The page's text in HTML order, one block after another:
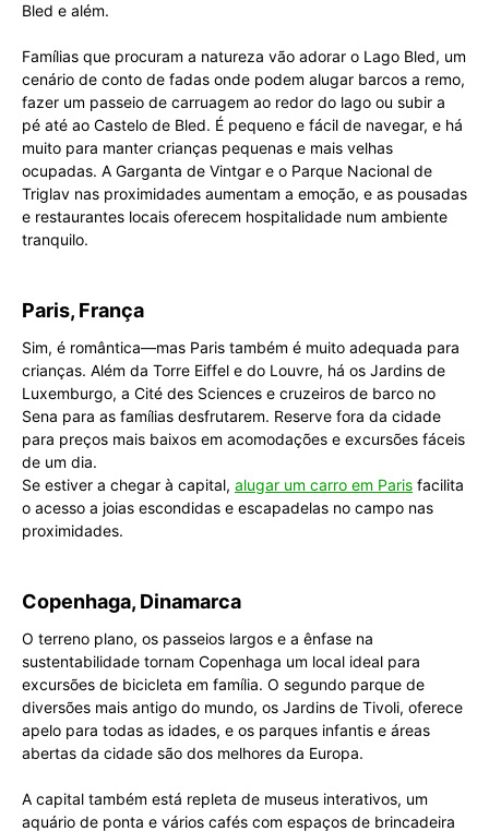
Bled e além.
Famílias que procuram a natureza vão adorar o Lago Bled, um
cenário de conto de fadas onde podem alugar barcos a remo,
fazer um passeio de carruagem ao redor do lago ou subir a
pé até ao Castelo de Bled. É pequeno e fácil de navegar, e há
muito para manter crianças pequenas e mais velhas
ocupadas. A Garganta de Vintgar e o Parque Nacional de
Triglav nas proximidades aumentam a emoção, e as pousadas
e restaurantes locais oferecem hospitalidade num ambiente
tranquilo.
Paris, França
Sim, é romântica—mas Paris também é muito adequada para
crianças. Além da Torre Eiffel e do Louvre, há os Jardins de
Luxemburgo, a Cité des Sciences e cruzeiros de barco no
Sena para as famílias desfrutarem. Reserve fora da cidade
para preços mais baixos em acomodações e excursões fáceis
de um dia.
Se estiver a chegar à capital, alugar um carro em Paris facilita
o acesso a joias escondidas e escapadelas no campo nas
proximidades.
Copenhaga, Dinamarca
O terreno plano, os passeios largos e a ênfase na
sustentabilidade tornam Copenhaga um local ideal para
excursões de bicicleta em família. O segundo parque de
diversões mais antigo do mundo, os Jardins de Tivoli, oferece
apelo para todas as idades, e os parques infantis e áreas
abertas da cidade são dos melhores da Europa.
A capital também está repleta de museus interativos, um
aquário de ponta e vários cafés com espaços de brincadeira